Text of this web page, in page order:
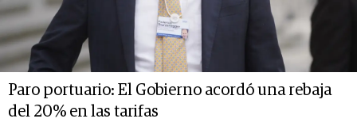
Paro portuario: El Gobierno acordó una rebaja
del 20% en las tarifas